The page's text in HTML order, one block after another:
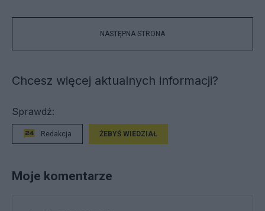
NASTĘPNA STRONA
Chcesz więcej aktualnych informacji?
Sprawdź:
Redakcja ŻEBYŚ WIEDZIAŁ
Moje komentarze